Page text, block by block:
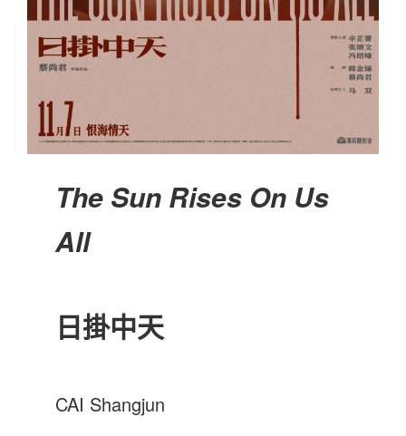
The Sun Rises On Us
All
日掛中天
CAI Shangjun